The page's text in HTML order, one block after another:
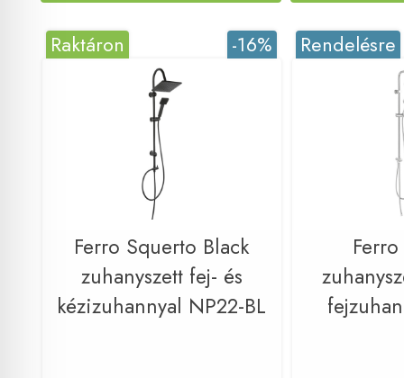
-16%
Raktáron
Ferro Squerto Black
zuhanyszett fej- és
kézizuhannyal NP22-BL
Rendelésre